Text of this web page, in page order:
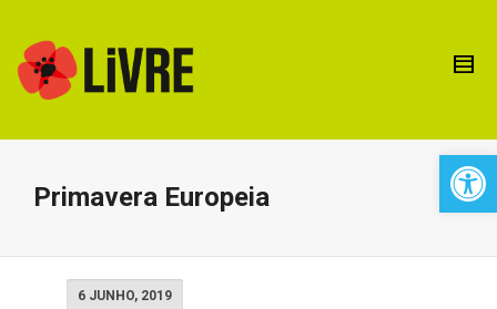
Primavera Europeia
6 JUNHO, 2019